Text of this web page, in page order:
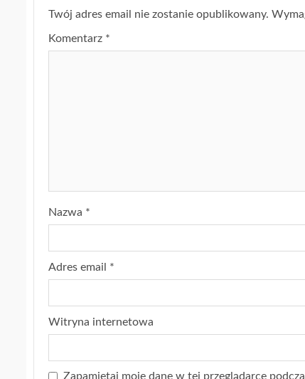
Twój adres email nie zostanie opublikowany.
Komentarz *
Nazwa *
Adres email *
Witryna internetowa
Zapamiętaj moje dane w tej przeglądarce